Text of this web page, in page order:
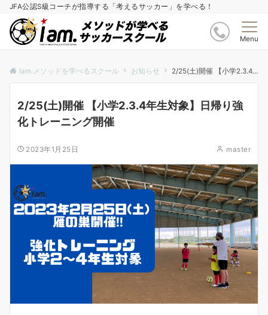
JFA公認S級コーチが指導する「考えるサッカー」を学べる！
Menu
Iam.メソッドを学べるスクール お知らせ 2/25(土)開催 【小学2.3.4年生対象】日帰り強化トレーニング開催
2/25(土)開催 【小学2.3.4年生対象】日帰り強
化トレーニング開催
2023年1月25日 master